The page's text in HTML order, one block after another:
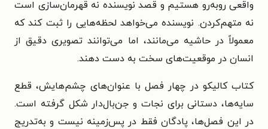
واقعی روبه‌رو هستیم و قصد نویسنده نه قهرمان‌سازی است
نه متهم‌کردن. نویسنده می‌خواهد لحظه‌هایی را ثبت کند که
معمولاً در حاشیه می‌مانند، اما می‌توانند تصویری دقیق از
انسان در موقعیت‌های سخت به دست دهند.
کتاب کالیکو در چهار فصل با عنوان‌های چشم‌هایش، قطع
سایه‌ها، دستانی برای نجات و جن‌بال‌دار شکل گرفته است.
در این فصل‌ها، پادگان فقط در پس‌زمینه نیست و به‌تدریج